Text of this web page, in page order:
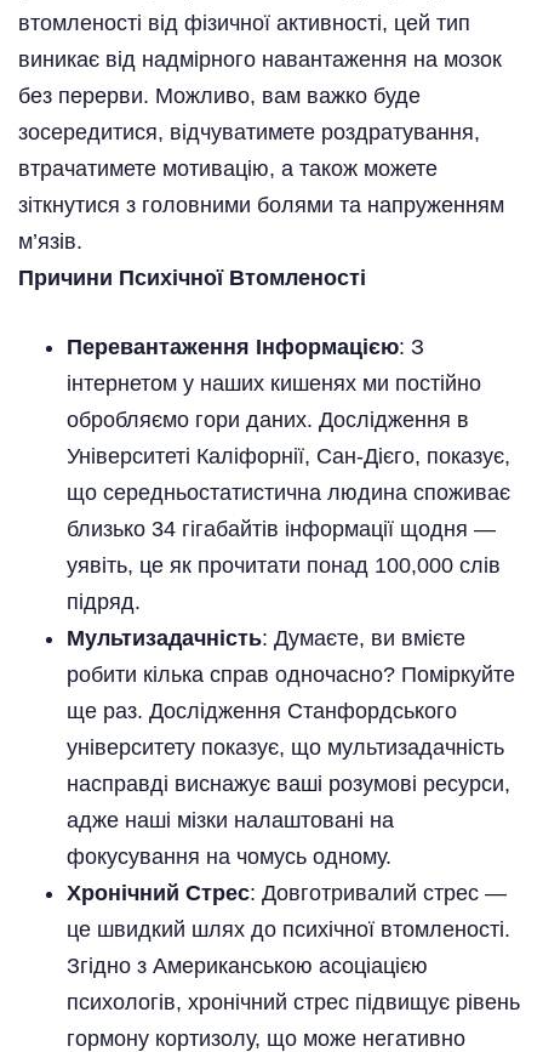
втомленості від фізичної активності, цей тип
виникає від надмірного навантаження на мозок
без перерви. Можливо, вам важко буде
зосередитися, відчуватимете роздратування,
втрачатимете мотивацію, а також можете
зіткнутися з головними болями та напруженням
м’язів.
Причини Психічної Втомленості
Перевантаження Інформацією: З
інтернетом у наших кишенях ми постійно
обробляємо гори даних. Дослідження в
Університеті Каліфорнії, Сан-Дієго, показує,
що середньостатистична людина споживає
близько 34 гігабайтів інформації щодня —
уявіть, це як прочитати понад 100,000 слів
підряд.
Мультизадачність: Думаєте, ви вмієте
робити кілька справ одночасно? Поміркуйте
ще раз. Дослідження Станфордського
університету показує, що мультизадачність
насправді виснажує ваші розумові ресурси,
адже наші мізки налаштовані на
фокусування на чомусь одному.
Хронічний Стрес: Довготривалий стрес —
це швидкий шлях до психічної втомленості.
Згідно з Американською асоціацією
психологів, хронічний стрес підвищує рівень
гормону кортизолу, що може негативно